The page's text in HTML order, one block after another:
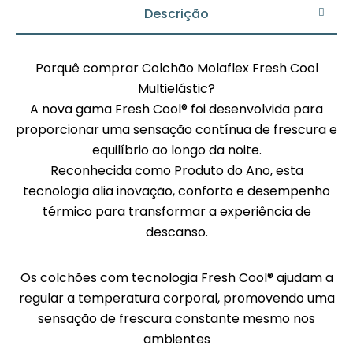
Descrição
Porquê comprar Colchão Molaflex Fresh Cool
Multielástic?
A nova gama Fresh Cool® foi desenvolvida para
proporcionar uma sensação contínua de frescura e
equilíbrio ao longo da noite.
Reconhecida como Produto do Ano, esta
tecnologia alia inovação, conforto e desempenho
térmico para transformar a experiência de
descanso.
Os colchões com tecnologia Fresh Cool® ajudam a
regular a temperatura corporal, promovendo uma
sensação de frescura constante mesmo nos
ambientes